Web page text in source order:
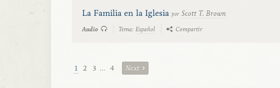
La Familia en la Iglesia por Scott T. Brown
Audio Tema: Español Compartir
1 2 3 ... 4 Next